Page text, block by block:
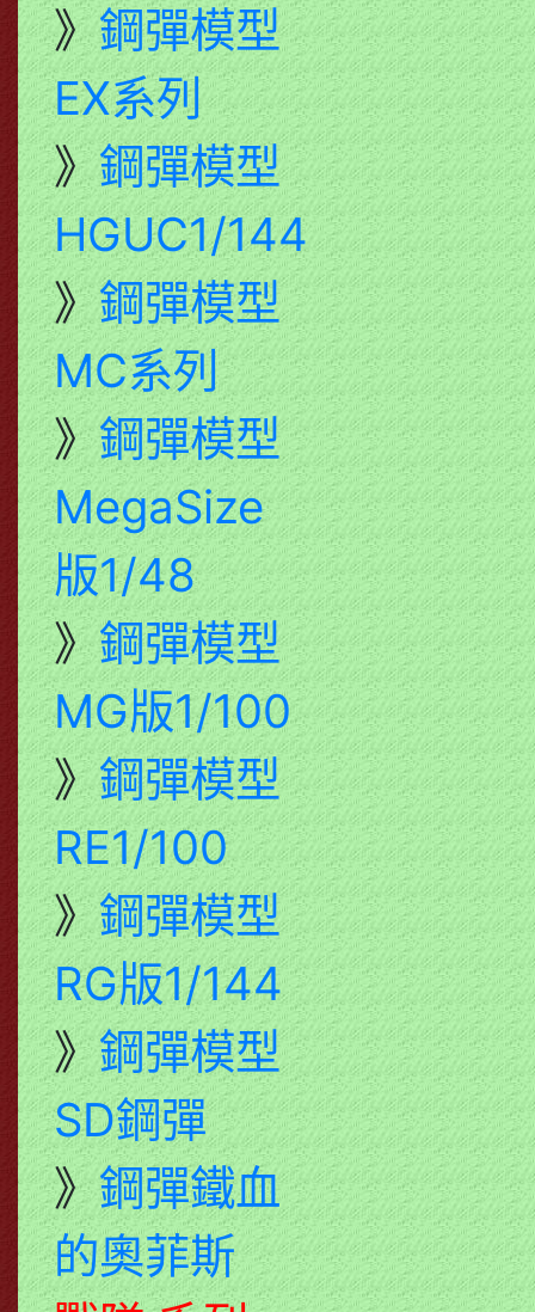
》鋼彈模型
EX系列
》鋼彈模型
HGUC1/144
》鋼彈模型
MC系列
》鋼彈模型
MegaSize
版1/48
》鋼彈模型
MG版1/100
》鋼彈模型
RE1/100
》鋼彈模型
RG版1/144
》鋼彈模型
SD鋼彈
》鋼彈鐵血
的奧菲斯